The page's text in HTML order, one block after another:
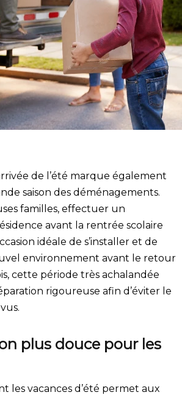
de l’été marque également
saison des déménagements.
familles, effectuer un
avant la rentrée scolaire
idéale de s’installer et de
environnement avant le retour
cette période très achalandée
rigoureuse afin d’éviter le
plus douce pour les
les vacances d’été permet aux